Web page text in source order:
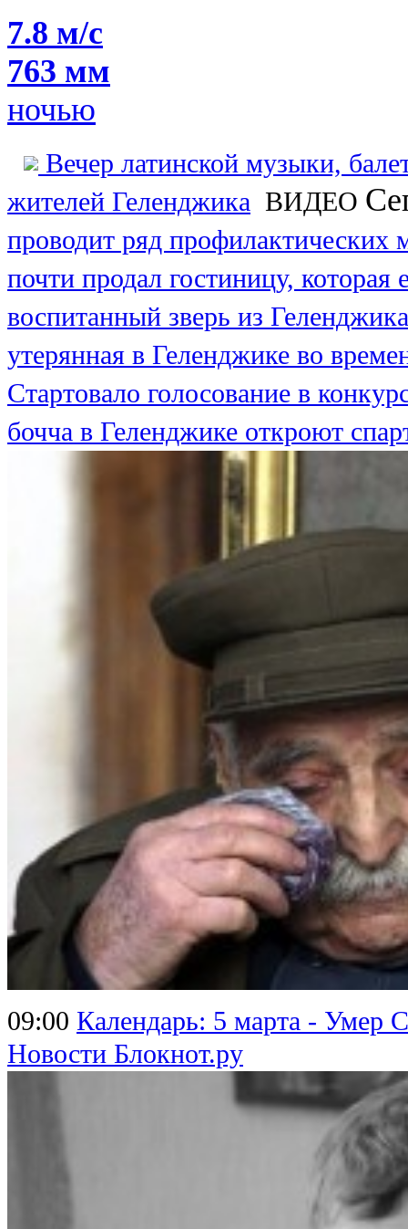
7.8 м/с
763 мм
ночью
Вечер латинской музыки,
жителей Геленджика ВИДЕО
проводит ряд профилактических
почти продал гостиницу,
воспитанный зверь из
утерянная в Геленджике во
Стартовало голосование в
бочча в Геленджике откроют
09:00 Календарь: 5 марта - Умер
Новости Блокнот.ру